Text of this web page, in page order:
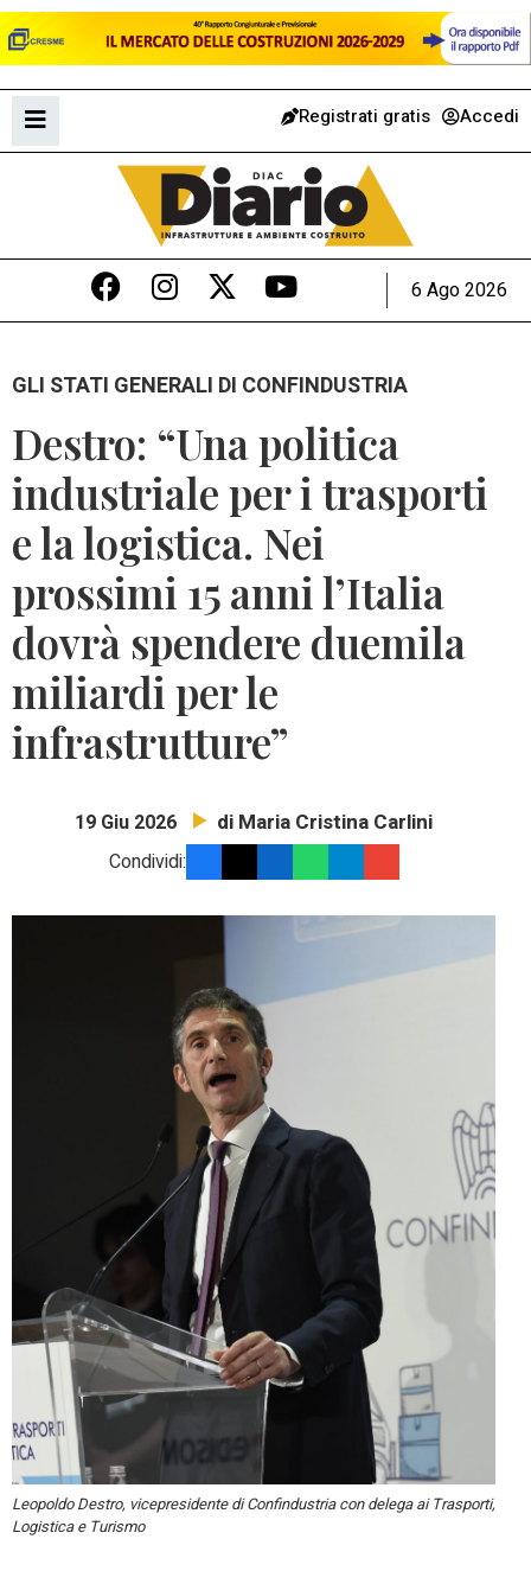
Registrati gratis Accedi
6 Ago 2026
GLI STATI GENERALI DI CONFINDUSTRIA
Destro: “Una politica
industriale per i trasporti
e la logistica. Nei
prossimi 15 anni l’Italia
dovrà spendere duemila
miliardi per le
infrastrutture”
19 Giu 2026 di Maria Cristina Carlini
Condividi:
Leopoldo Destro, vicepresidente di Confindustria con delega ai Trasporti,
Logistica e Turismo